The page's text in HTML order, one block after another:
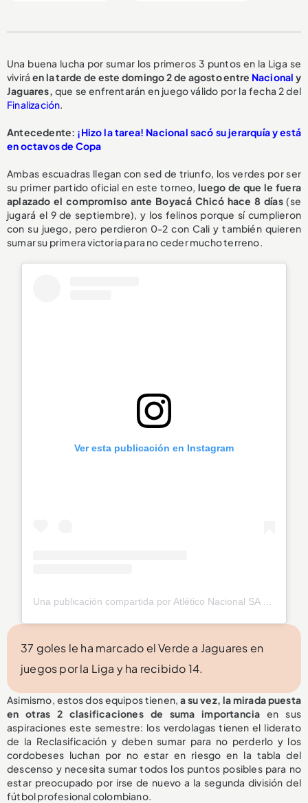
Una buena lucha por sumar los primeros 3 puntos en la Liga se
vivirá en la tarde de este domingo 2 de agosto entre Nacional y
Jaguares, que se enfrentarán en juego válido por la fecha 2 del
Finalización.
Antecedente: ¡Hizo la tarea! Nacional sacó su jerarquía y está
en octavos de Copa
Ambas escuadras llegan con sed de triunfo, los verdes por ser
su primer partido oficial en este torneo,luego de que le fuera
aplazado el compromiso ante Boyacá Chicó hace 8 días(se
jugará el 9 de septiembre), y los felinos porque sí cumplieron
con su juego, pero perdieron 0-2 con Cali y también quieren
sumar su primera victoria para no ceder mucho terreno.
Ver esta publicación en Instagram
37 goles le ha marcado el Verde a Jaguares en
juegos por la Liga y ha recibido 14.
Asimismo, estos dos equipos tienen, a su vez, la mirada puesta
en otras 2 clasificaciones de suma importancia en sus
aspiraciones este semestre: los verdolagas tienen el liderato
de la Reclasificación y deben sumar para no perderlo y los
cordobeses luchan por no estar en riesgo en la tabla del
descenso y necesita sumar todos los puntos posibles para no
estar preocupado por irse de nuevo a la segunda división del
fútbol profesional colombiano.